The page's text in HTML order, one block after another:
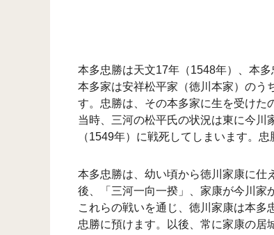
本多忠勝は天文17年（1548年）、本
本多家は安祥松平家（徳川本家）のう
す。忠勝は、その本多家に生を受けた
当時、三河の松平氏の状況は東に今川
（1549年）に戦死してしまいます。
本多忠勝は、幼い頃から徳川家康に仕
後、「三河一向一揆」、家康が今川家
これらの戦いを通じ、徳川家康は本
忠勝に預けます。以後、常に家康の居